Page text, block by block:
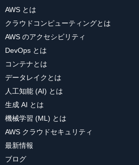
AWS とは
クラウドコンピューティングとは
AWS のアクセシビリティ
DevOps とは
コンテナとは
データレイクとは
人工知能 (AI) とは
生成 AI とは
機械学習 (ML) とは
AWS クラウドセキュリティ
最新情報
ブログ